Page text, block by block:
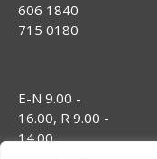
606 1840
715 0180
E-N 9.00 -
16.00, R 9.00 -
14.00